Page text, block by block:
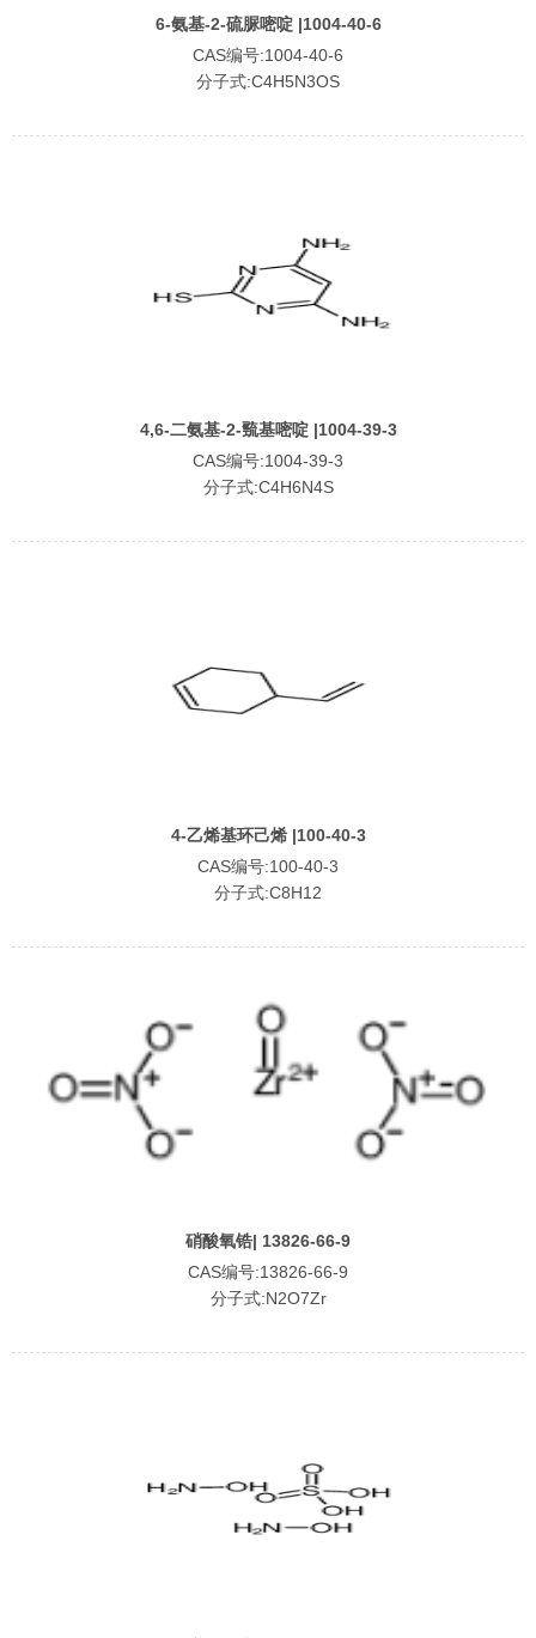
6-氨基-2-硫脲嘧啶 |1004-40-6
CAS编号:1004-40-6
分子式:C4H5N3OS
4,6-二氨基-2-巰基嘧啶 |1004-39-3
CAS编号:1004-39-3
分子式:C4H6N4S
4-乙烯基环己烯 |100-40-3
CAS编号:100-40-3
分子式:C8H12
硝酸氧锆| 13826-66-9
CAS编号:13826-66-9
分子式:N2O7Zr